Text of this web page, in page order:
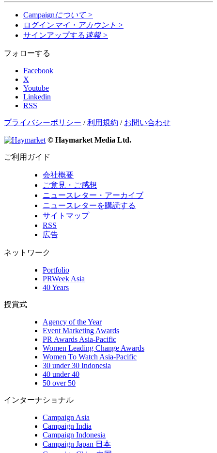
Campaignについて >
ログイン マイ・アカウント >
サインアップする 速報 >
フォローする
Facebook
X
Youtube
Linkedin
RSS
プライバシーポリシー /利用規約 / お問い合わせ
© Haymarket Media Ltd.
ご利用ガイド
会社概要
ご意見・ご感想
ニュースレター・アーカイブ
ニュースレターを購読する
サイトマップ
RSS
広告
ネットワーク
Portfolio
PRWeek Asia
40 Years
授賞式
Agency of the Year
Event Marketing Awards
PR Awards Asia-Pacific
Women Leading Change Awards
Women To Watch Asia-Pacific
30 under 30 Indonesia
40 under 40
50 over 50
インターナショナル
Campaign Asia
Campaign India
Campaign Indonesia
Campaign Japan 日本